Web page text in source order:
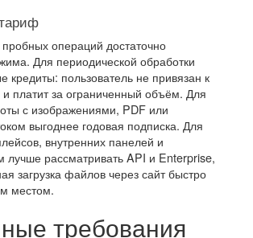
операций достаточно
Для периодической обработки
кредиты: пользователь не привязан к
платит за ограниченный объём. Для
с изображениями, PDF или
выгоднее годовая подписка. Для
внутренних панелей и
рассматривать API и Enterprise,
загрузка файлов через сайт быстро
местом.
требования